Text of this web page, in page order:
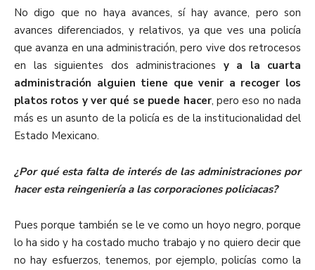
No digo que no haya avances, sí hay avance, pero son
avances diferenciados, y relativos, ya que ves una policía
que avanza en una administración, pero vive dos retrocesos
en las siguientes dos administraciones y a la cuarta
administración alguien tiene que venir a recoger los
platos rotos y ver qué se puede hacer, pero eso no nada
más es un asunto de la policía es de la institucionalidad del
Estado Mexicano.
¿Por qué esta falta de interés de las administraciones por
hacer esta reingeniería a las corporaciones policiacas?
Pues porque también se le ve como un hoyo negro, porque
lo ha sido y ha costado mucho trabajo y no quiero decir que
no hay esfuerzos, tenemos, por ejemplo, policías como la